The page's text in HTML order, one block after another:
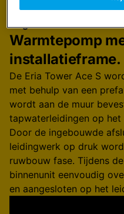
Warmtepomp
installatieframe.
De Eria Tower Ace S
met behulp van een
wordt aan de muur
tapwaterleidingen op
Door de ingebouwde
leidingwerk op druk
ruwbouw fase. Tijdens
binnenunit eenvoudig
en aangesloten op het